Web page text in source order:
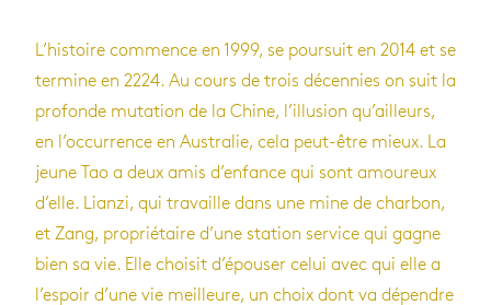
L’histoire commence en 1999, se poursuit en 2014 et se
termine en 2224. Au cours de trois décennies on suit la
profonde mutation de la Chine, l’illusion qu’ailleurs,
en l’occurrence en Australie, cela peut-être mieux. La
jeune Tao a deux amis d’enfance qui sont amoureux
d’elle. Lianzi, qui travaille dans une mine de charbon,
et Zang, propriétaire d’une station service qui gagne
bien sa vie. Elle choisit d’épouser celui avec qui elle a
l’espoir d’une vie meilleure, un choix dont va dépendre